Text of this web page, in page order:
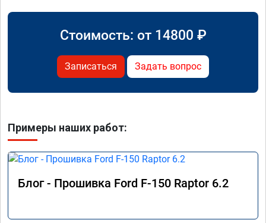
Стоимость: от 14800 ₽
Записаться Задать вопрос
Примеры наших работ:
Блог - Прошивка Ford F-150 Raptor 6.2